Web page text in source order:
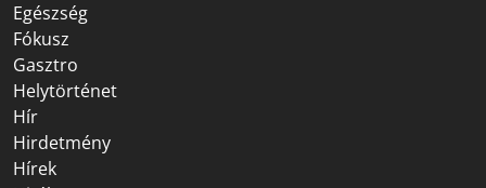
Egészség
Fókusz
Gasztro
Helytörténet
Hír
Hirdetmény
Hírek